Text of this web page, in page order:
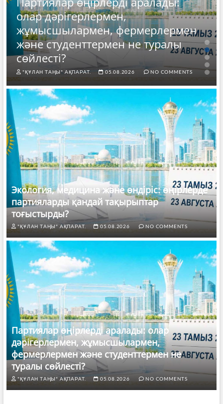
олар дәрігерлермен,
жұмысшылармен, фермерлермен
және студенттермен не туралы
сөйлесті?
"ҚҰЛАН ТАҢЫ" АҚПАРАТ. 05.08.2026 NO COMMENTS
Экология, медицина және өндіріс: өңірлерде
партияларды қандай тақырыптар
тоғыстырды?
"ҚҰЛАН ТАҢЫ" АҚПАРАТ. 05.08.2026 NO COMMENTS
Партиялар өңірлерді аралады: олар
дәрігерлермен, жұмысшылармен,
фермерлермен және студенттермен не
туралы сөйлесті?
"ҚҰЛАН ТАҢЫ" АҚПАРАТ. 05.08.2026 NO COMMENTS